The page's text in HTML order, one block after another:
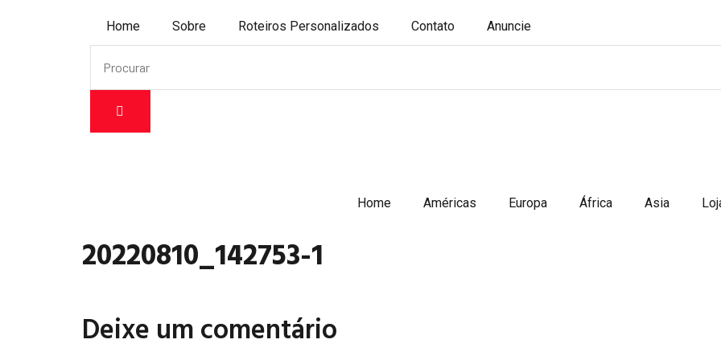
Home Sobre Roteiros Personalizados Contato Anuncie
Home Américas Europa África Asia
20220810_142753-1
Deixe um comentário